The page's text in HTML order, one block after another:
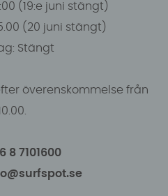
(19:e juni stängt)
(20 juni stängt)
Stängt
överenskommelse från
8 7101600